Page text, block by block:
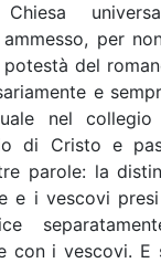
ammesso, per
del
e
nel collegio
di Cristo e
parole: la
e i vescovi
con i vescovi. E